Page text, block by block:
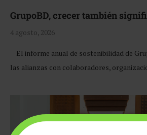
GrupoBD, crecer también
4 agosto, 2026
El informe anual de sostenibilidad de
las alianzas con colaboradores,